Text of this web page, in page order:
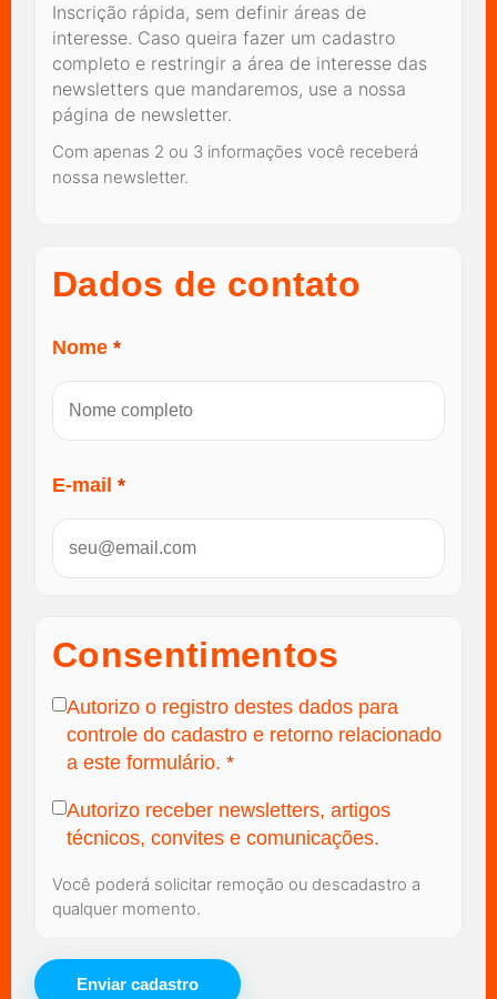
Inscrição rápida, sem definir áreas de
interesse. Caso queira fazer um cadastro
completo e restringir a área de interesse das
newsletters que mandaremos, use a nossa
página de newsletter.
Com apenas 2 ou 3 informações você receberá
nossa newsletter.
Dados de contato
Nome *
E-mail *
Consentimentos
Autorizo o registro destes dados para
controle do cadastro e retorno relacionado
a este formulário. *
Autorizo receber newsletters, artigos
técnicos, convites e comunicações.
Você poderá solicitar remoção ou descadastro a
qualquer momento.
Enviar cadastro